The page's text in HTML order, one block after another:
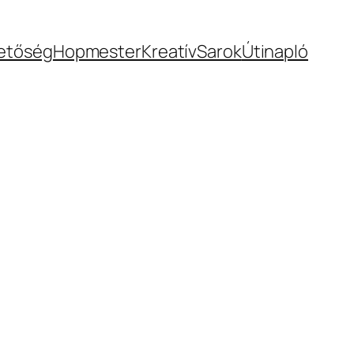
HopmesterKreatívSarokÚtinapló